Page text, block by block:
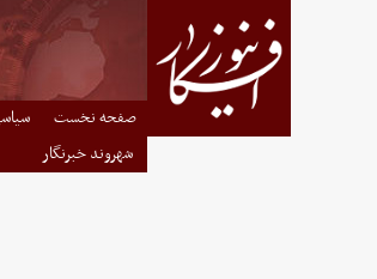
صفحه نخست
شهروند خبرنگار